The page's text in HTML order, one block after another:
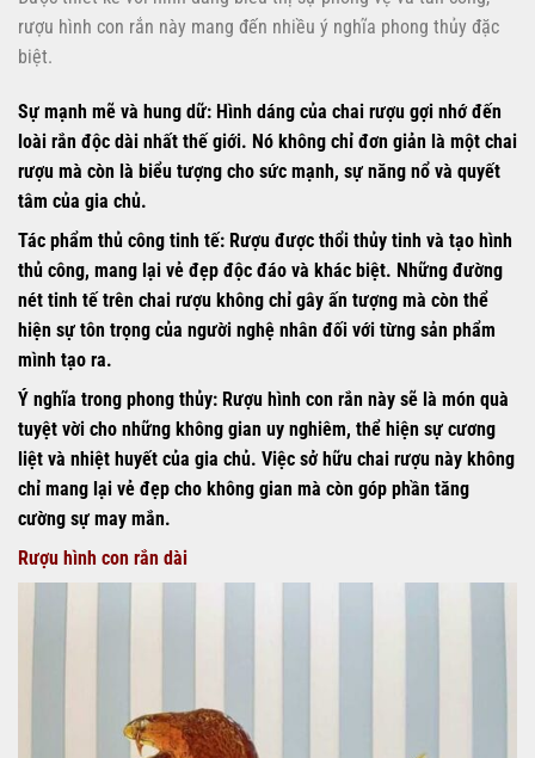
rượu hình con rắn này mang đến nhiều ý nghĩa phong thủy đặc
biệt.
Sự mạnh mẽ và hung dữ: Hình dáng của chai rượu gợi nhớ đến
loài rắn độc dài nhất thế giới. Nó không chỉ đơn giản là một chai
rượu mà còn là biểu tượng cho sức mạnh, sự năng nổ và quyết
tâm của gia chủ.
Tác phẩm thủ công tinh tế: Rượu được thổi thủy tinh và tạo hình
thủ công, mang lại vẻ đẹp độc đáo và khác biệt. Những đường
nét tinh tế trên chai rượu không chỉ gây ấn tượng mà còn thể
hiện sự tôn trọng của người nghệ nhân đối với từng sản phẩm
mình tạo ra.
Ý nghĩa trong phong thủy: Rượu hình con rắn này sẽ là món quà
tuyệt vời cho những không gian uy nghiêm, thể hiện sự cương
liệt và nhiệt huyết của gia chủ. Việc sở hữu chai rượu này không
chỉ mang lại vẻ đẹp cho không gian mà còn góp phần tăng
cường sự may mắn.
Rượu hình con rắn dài